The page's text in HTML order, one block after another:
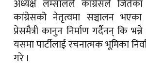
अध्यक्ष लम्सालले कांग्रेसले
कांग्रेसको नेतृत्वमा सञ्चालन
प्रेसमैत्री कानुन निर्माण गर्दैनन् कि
यसमा पार्टीलाई रचनात्मक भूमिका
गरे ।